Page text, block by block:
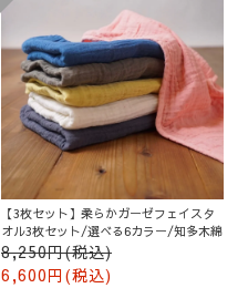
【3枚セット】柔らかガーゼフェイスタ
オル3枚セット/選べる6カラー/知多木綿
8,250円(税込)
6,600円(税込)